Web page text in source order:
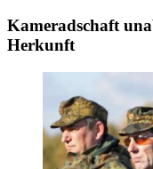
Kameradschaft
Herkunft